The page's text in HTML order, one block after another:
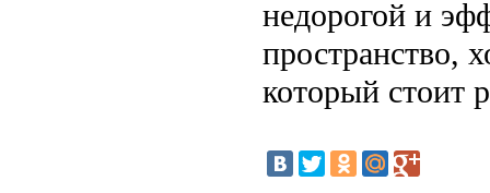
недорогой и
пространство,
который стоит